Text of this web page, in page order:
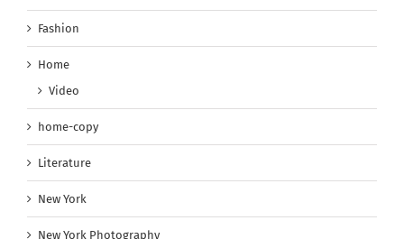
Fashion
Home
Video
home-copy
Literature
New York
New York Photography